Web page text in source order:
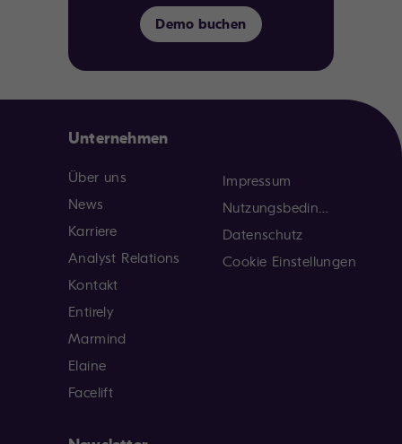
Demo buchen
Unternehmen
Über uns
News
Karriere
Analyst Relations
Kontakt
Entirely
Marmind
Elaine
Facelift
Impressum
Nutzungsbedingungen
Datenschutz
Cookie Einstellungen